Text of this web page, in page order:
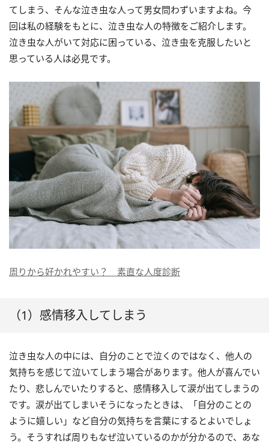
てしまう、そんな泣き虫な人って男女問わずいますよね。今
回は私の経験をもとに、泣き虫な人の特徴をご紹介します。
泣き虫な人がいて対応に困っている、泣き虫を克服したいと
思っている人は必見です。
周りから好かれやすい？ 素直な人度診断
（1）感情移入してしまう
泣き虫な人の中には、自分のことで泣くのではなく、他人の
気持ちを感じて泣いてしまう場合があります。他人が喜んでい
たり、悲しんでいたりすると、感情移入して涙が出てしまうの
です。涙が出てしまいそうになったときは、「自分のことの
ように嬉しい」など自分の気持ちを言葉にするとよいでしょ
う。そうすれば周りもなぜ泣いているのかが分かるので、あな